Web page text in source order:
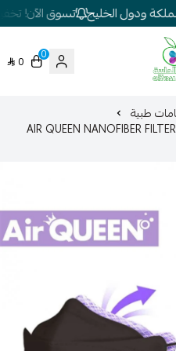
ودول الخليج تسوق الآن!
المتطورة الطبية
0
0
طبية
كمامة طبية اير كوين اسود نانو ماسك AIR QUEEN NANOFIBER FILTER